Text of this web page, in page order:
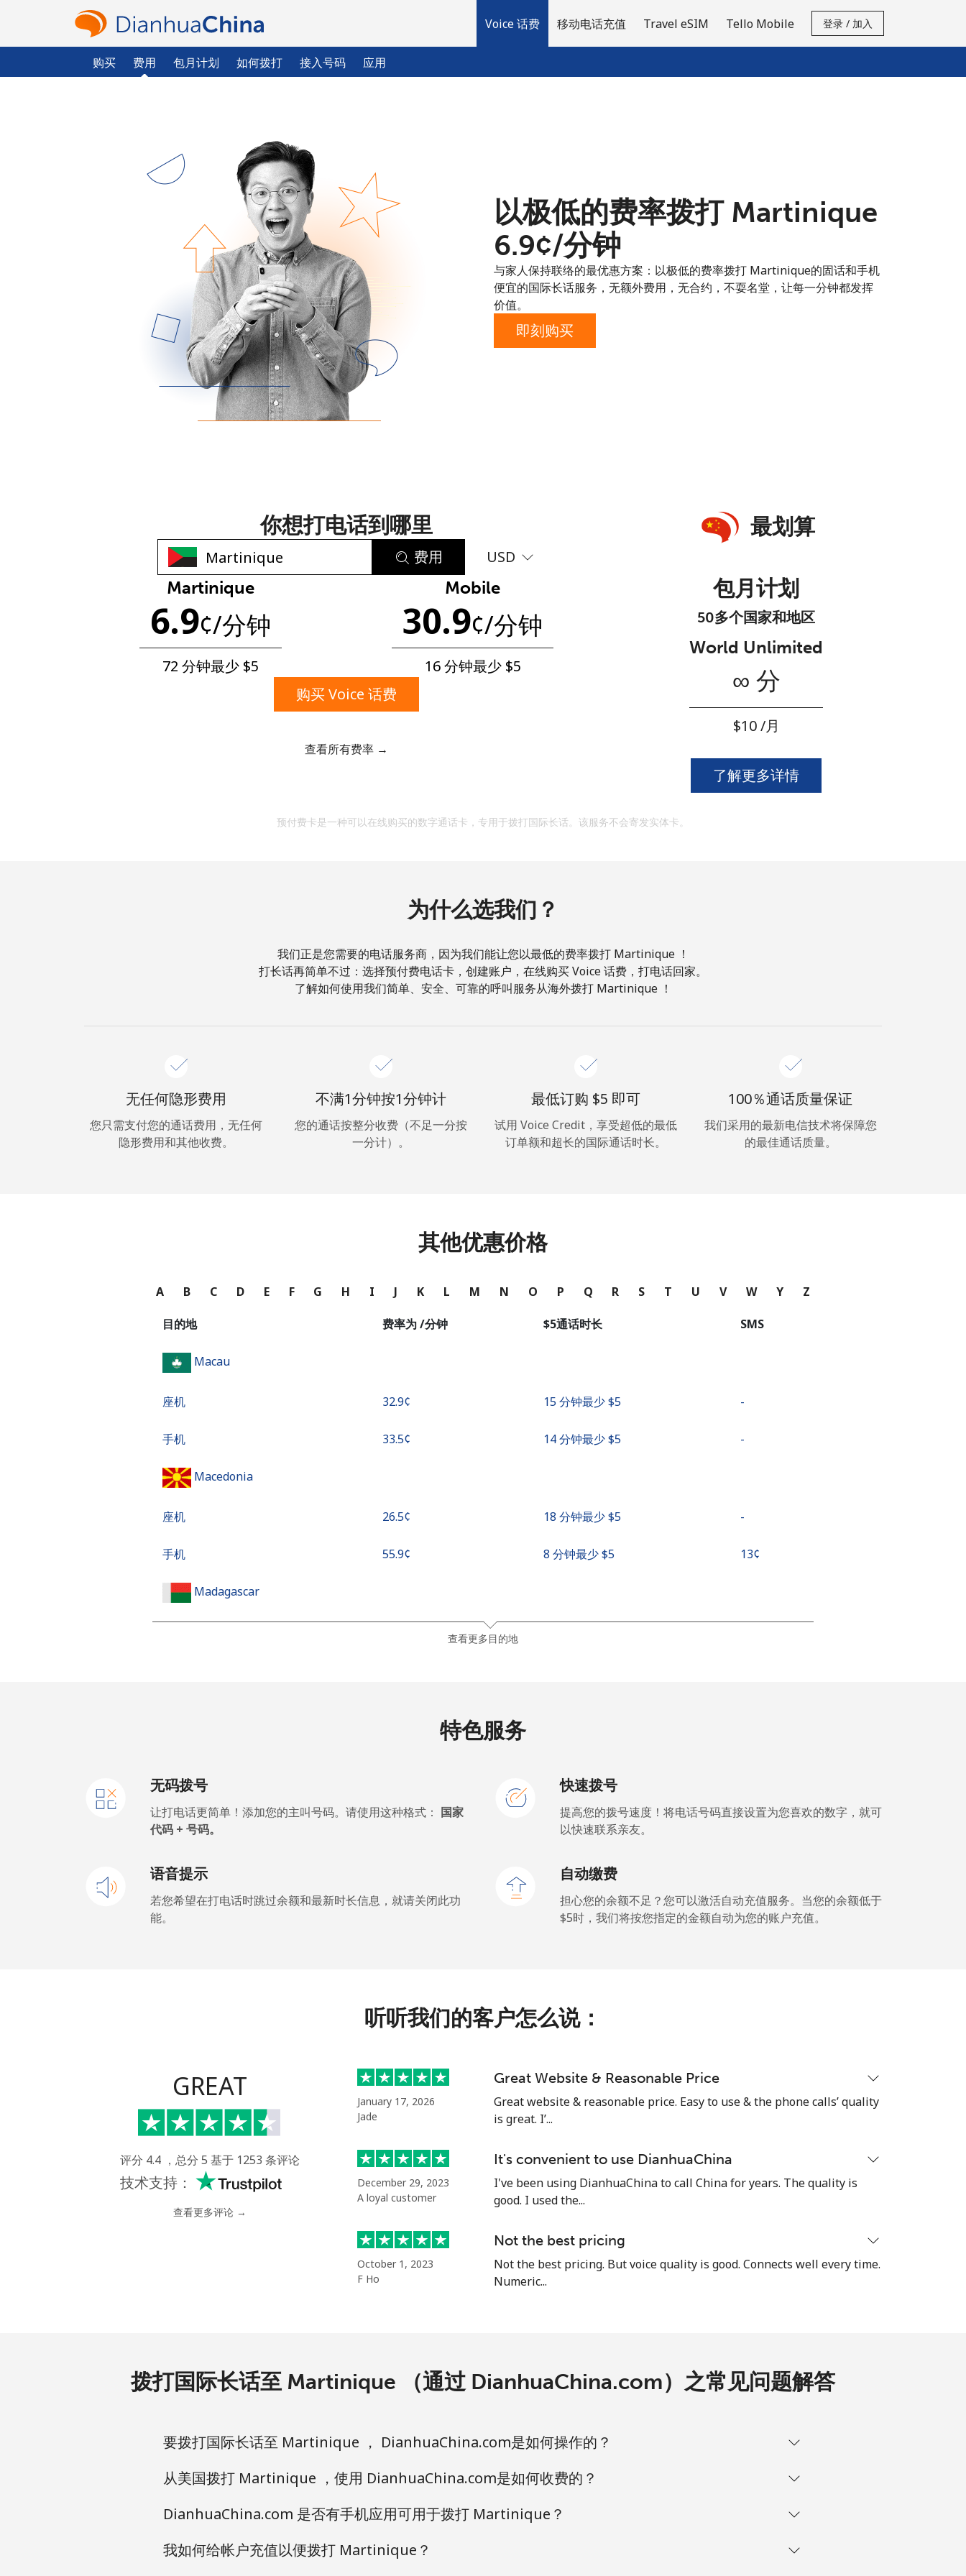
Voice 话费
购买 费用 包月计划 如何拨打 接入号码 应用
移动电话充值 Travel eSIM Tello Mobile 登录 / 加入
注册使用
至少 8 个字符
一个大写字母和一个小写字母
一个特殊字符
加入
登录
或
以极低的费率拨打 Martinique
⁦6.9¢⁩/分钟
与家人保持联络的最优惠方案：以极低的费率拨打 Martinique的固话和手机
便宜的国际长话服务，无额外费用，无合约，不耍名堂，让每一分钟都发挥
价值。
即刻购买
你想打电话到哪里
费用 USD
Martinique
6.9¢/分钟
72 分钟最少 ⁦$5⁩
Mobile
30.9¢/分钟
16 分钟最少 ⁦$5⁩
购买 Voice 话费
查看所有费率 →
最划算
包月计划
50多个国家和地区
World Unlimited
∞ 分
⁦$10⁩ /月
了解更多详情
预付费卡是一种可以在线购买的数字通话卡，专用于拨打国际长话。该服务不会寄发实体卡。
为什么选我们？
我们正是您需要的电话服务商，因为我们能让您以最低的费率拨打 Martinique ！
打长话再简单不过：选择预付费电话卡，创建账户，在线购买 Voice 话费，打电话回家。
了解如何使用我们简单、安全、可靠的呼叫服务从海外拨打 Martinique ！
无任何隐形费用
您只需支付您的通话费用，无任何
隐形费用和其他收费。
不满1分钟按1分钟计
您的通话按整分收费（不足一分按
一分计）。
最低订购 ⁦$5⁩ 即可
试用 Voice Credit，享受超低的最低
订单额和超长的国际通话时长。
100％通话质量保证
我们采用的最新电信技术将保障您
的最佳通话质量。
其他优惠价格
A B C D E F G H I J K L M N O P Q R S T U V W Y Z
目的地 费率为 /分钟 ⁦$5⁩通话时长 SMS
Macau
座机 ⁦32.9¢⁩ 15 分钟最少 ⁦$5⁩ -
手机 ⁦33.5¢⁩ 14 分钟最少 ⁦$5⁩ -
Macedonia
座机 ⁦26.5¢⁩ 18 分钟最少 ⁦$5⁩ -
手机 ⁦55.9¢⁩ 8 分钟最少 ⁦$5⁩ ⁦13¢⁩
Madagascar
手机 8 分钟最少 ⁦$5⁩
Malaysia
手机 ⁦1.5¢⁩ 333 分钟最少 ⁦$5⁩ -
⁦108.9¢⁩ 4 分钟最少 ⁦$5⁩
座机
手机
Malta
座机 ⁦39.5¢⁩ 12 分钟最少 ⁦$5⁩
⁦58.5¢⁩ 8 分钟最少 ⁦$5⁩
手机 ⁦32.9¢⁩ 15 分钟最少 ⁦$5⁩
Martinique
座机 ⁦6.9¢⁩ 72 分钟最少 ⁦$5⁩
手机 ⁦30.9¢⁩
查看更多目的地
特色服务
无码拨号
让打电话更简单！添加您的主叫号码。请使用这种格式： 国家
代码 + 号码。
快速拨号
提高您的拨号速度！将电话号码直接设置为您喜欢的数字，就可
以快速联系亲友。
语音提示
若您希望在打电话时跳过余额和最新时长信息，就请关闭此功
能。
自动缴费
担心您的余额不足？您可以激活自动充值服务。当您的余额低于⁦
$5⁩时，我们将按您指定的金额自动为您的账户充值。
听听我们的客户怎么说：
GREAT
评分 4.4 ，总分 5 基于 1253 条评论
技术支持：
查看更多评论 →
January 17, 2026
Jade
Great Website & Reasonable Price
Great website & reasonable price. Easy to use & the phone calls’ quality
is great. I’...
December 29, 2023
A loyal customer
It's convenient to use DianhuaChina
I've been using DianhuaChina to call China for years. The quality is
good. I used the...
October 1, 2023
F Ho
Not the best pricing
Not the best pricing. But voice quality is good. Connects well every time.
Numeric...
拨打国际长话至 Martinique （通过 DianhuaChina.com）之常见问题解答
要拨打国际长话至 Martinique ， DianhuaChina.com是如何操作的？
从美国拨打 Martinique ，使用 DianhuaChina.com是如何收费的？
DianhuaChina.com 是否有手机应用可用于拨打 Martinique？
我如何给帐户充值以便拨打 Martinique？